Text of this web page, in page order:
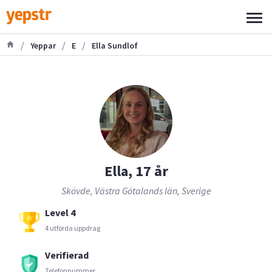
/ Yeppar / E / Ella Sundlof
Ella, 17 år
Skövde, Västra Götalands län, Sverige
Level 4
4 utförda uppdrag
Verifierad